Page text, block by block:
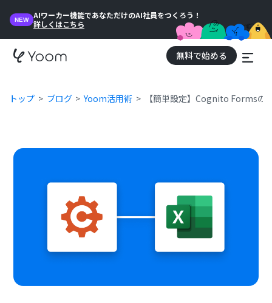
NEW
AIワーカー機能であなただけのAI社員をつくろう！
詳しくはこちら
無料で始める
トップ ブログ Yoom活用術 【簡単設定】Cognito Formsの